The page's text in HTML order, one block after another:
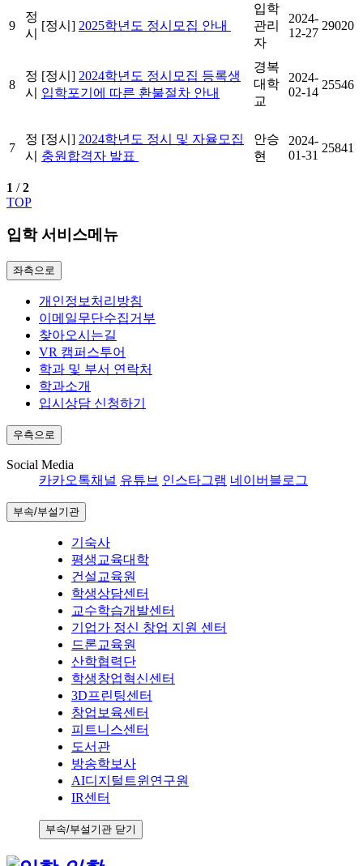
9
정
시
[정시] 2025학년도 정시모집 안내
입학
관리
자
2024-
12-27
29020
8
정
시
[정시] 2024학년도 정시모집 등록생
입학포기에 따른 환불절차 안내
경복
대학
교
2024-
02-14
25546
7
정
시
[정시] 2024학년도 정시 및 자율모집
충원합격자 발표
안승
현
2024-
01-31
25841
1 /2
TOP
입학 서비스메뉴
좌측으로
개인정보처리방침
이메일무단수집거부
찾아오시는길
VR 캠퍼스투어
학과 및 부서 연락처
학과소개
입시상담 신청하기
우측으로
Social Media
카카오톡채널 유튜브 인스타그램 네이버블로그
부속/부설기관
기숙사
평생교육대학
건설교육원
학생상담센터
교수학습개발센터
기업가 정신 창업 지원 센터
드론교육원
산학협력단
학생창업혁신센터
3D프린팅센터
창업보육센터
피트니스센터
도서관
방송학보사
AI디지털트윈연구원
IR센터
부속/부설기관 닫기